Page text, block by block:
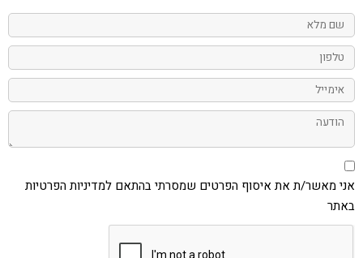
שם
מלא
טלפון
אימייל
הודעה
אני
מאשר/ת
את
הפרטים
שמסרתי
אני מאשר/ת את איסוף הפרטים שמסרתי בהתאם למדיניות הפרטיות
באתר